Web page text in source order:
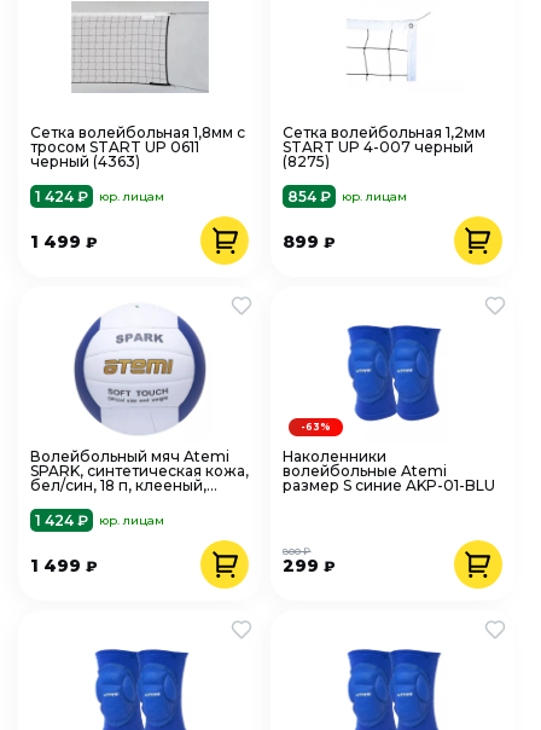
Сетка волейбольная 1,8мм с
тросом START UP 0611
черный (4363)
1 424 ₽
юр. лицам
1 499 ₽
Сетка волейбольная 1,2мм
START UP 4-007 черный
(8275)
854 ₽
юр. лицам
899₽
Волейбольный мяч Atemi
SPARK, синтетическая кожа,
бел/син, 18 п, клееный,
1 424 ₽
юр. лицам
1 499 ₽
Наколенники
волейбольные Atemi
размер S синие AKP-01-BLU
299₽
800 ₽
-63%